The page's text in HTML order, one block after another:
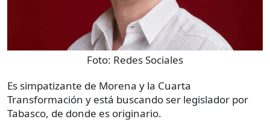
Foto: Redes Sociales
Es simpatizante de Morena y la Cuarta
Transformación y está buscando ser legislador por
Tabasco, de donde es originario.